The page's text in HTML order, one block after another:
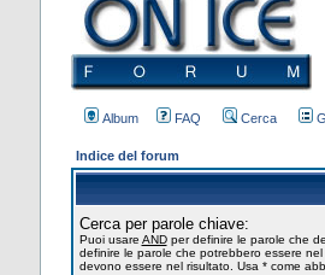
Album FAQ Cerca
Indice del forum
Cerca per parole chiave:
Puoi usare ANDper definire le parole che
definire le parole che potrebbero essere nel
devono essere nel risultato. Usa * come